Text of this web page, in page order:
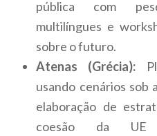
pública com
multilíngues e
sobre o futuro.
Atenas (Grécia):
usando cenários sob
elaboração de
coesão da